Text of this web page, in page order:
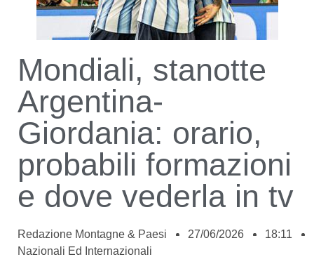
Mondiali, stanotte
Argentina-
Giordania: orario,
probabili formazioni
e dove vederla in tv
Redazione Montagne & Paesi 27/06/2026
18:11
Nazionali Ed Internazionali